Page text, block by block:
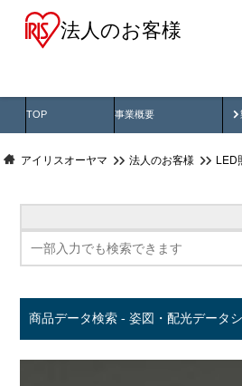
法人のお客様
TOP 事業概要
アイリスオーヤマ 法人のお客様 LED
商品データ検索 - 姿図・配光データ